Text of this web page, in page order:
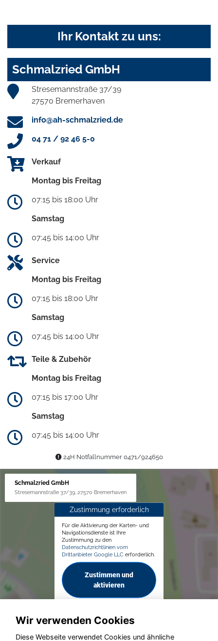
Ihr Kontakt zu uns:
Schmalzried GmbH
Stresemannstraße 37/39
27570 Bremerhaven
info@ah-schmalzried.de
04 71 / 92 46 5-0
Verkauf
Montag bis Freitag
07:15 bis 18:00 Uhr
Samstag
07:45 bis 14:00 Uhr
Service
Montag bis Freitag
07:15 bis 18:00 Uhr
Samstag
07:45 bis 14:00 Uhr
Teile & Zubehör
Montag bis Freitag
07:15 bis 17:00 Uhr
Samstag
07:45 bis 14:00 Uhr
24H Notfallnummer 0471/924650
Schmalzried GmbH
Stresemannstraße 37/39, 27570 Bremerhaven
Zustimmung erforderlich
Für die Aktivierung der Karten- und
Navigationsdienste ist Ihre
Zustimmung zu den
Datenschutzrichtlinien vom
Drittanbieter Google LLC erforderlich.
Zustimmen und
aktivieren
Wir verwenden Cookies
Diese Webseite verwendet Cookies und ähnliche